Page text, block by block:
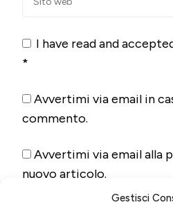
Gestisci
I have read and
*
Avvertimi via email in
commento.
Avvertimi via email alla
nuovo articolo.